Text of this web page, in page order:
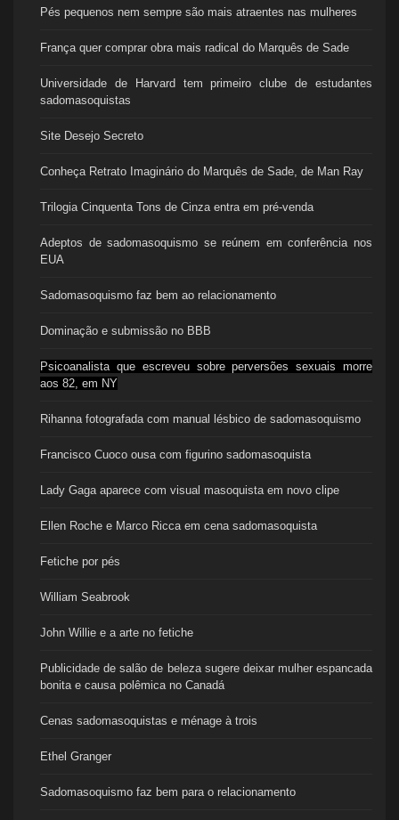
Pés pequenos nem sempre são mais atraentes nas mulheres
França quer comprar obra mais radical do Marquês de Sade
Universidade de Harvard tem primeiro clube de estudantes
sadomasoquistas
Site Desejo Secreto
Conheça Retrato Imaginário do Marquês de Sade, de Man Ray
Trilogia Cinquenta Tons de Cinza entra em pré-venda
Adeptos de sadomasoquismo se reúnem em conferência nos
EUA
Sadomasoquismo faz bem ao relacionamento
Dominação e submissão no BBB
Psicoanalista que escreveu sobre perversões sexuais morre
aos 82, em NY
Rihanna fotografada com manual lésbico de sadomasoquismo
Francisco Cuoco ousa com figurino sadomasoquista
Lady Gaga aparece com visual masoquista em novo clipe
Ellen Roche e Marco Ricca em cena sadomasoquista
Fetiche por pés
William Seabrook
John Willie e a arte no fetiche
Publicidade de salão de beleza sugere deixar mulher espancada
bonita e causa polêmica no Canadá
Cenas sadomasoquistas e ménage à trois
Ethel Granger
Sadomasoquismo faz bem para o relacionamento